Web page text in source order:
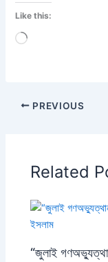
Like this:
Loading…
PREVIOUS
Related
“জুলাই গণঅভ্যুত্থান